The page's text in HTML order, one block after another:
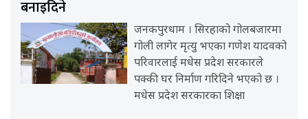
बनाइदिने
जनकपुरधाम । सिरहाको गोलबजारमा
गोली लागेर मृत्यु भएका गणेश यादवको
परिवारलाई मधेस प्रदेश सरकारले
पक्की घर निर्माण गरिदिने भएको छ ।
मधेस प्रदेश सरकारका शिक्षा